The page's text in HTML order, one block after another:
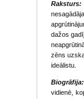
Raksturs:
dažos
zēns
ideālistu.
Biogrāfija:
vidienē,